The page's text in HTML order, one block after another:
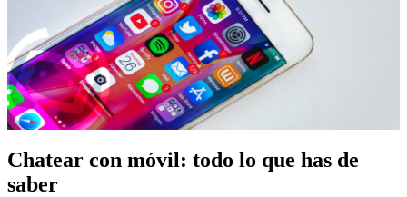
Chatear con móvil: todo lo que has de
saber